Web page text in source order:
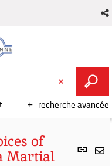
recherche avancée
Lien
of
Martial